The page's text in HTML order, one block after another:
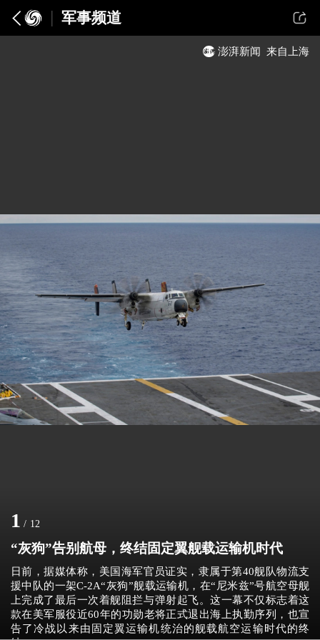
军事频道
澎湃新闻 来自上海
1 / 12
“灰狗”告别航母，终结固定翼舰载运输机时代
日前，据媒体称，美国海军官员证实，隶属于第40舰队物流支
援中队的一架C-2A“灰狗”舰载运输机，在“尼米兹”号航空母舰
上完成了最后一次着舰阻拦与弹射起飞。这一幕不仅标志着这
款在美军服役近60年的功勋老将正式退出海上执勤序列，也宣
告了冷战以来由固定翼运输机统治的舰载航空运输时代的终